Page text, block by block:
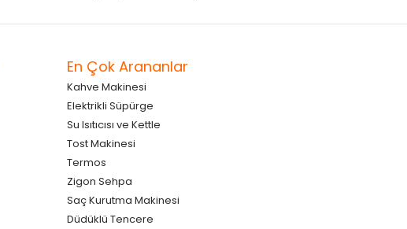
En Çok Arananlar
Kahve Makinesi
Elektrikli Süpürge
Su Isıtıcısı ve Kettle
Tost Makinesi
Termos
Zigon Sehpa
Saç Kurutma Makinesi
Düdüklü Tencere